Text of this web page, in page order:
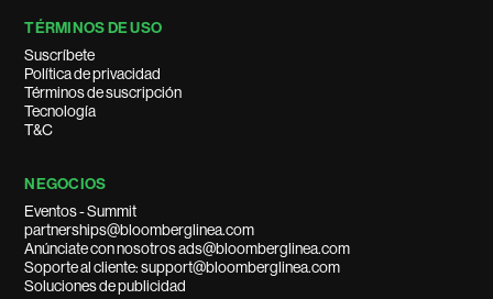
TÉRMINOS DE USO
Suscríbete
Política de privacidad
Términos de suscripción
Tecnología
T&C
NEGOCIOS
Eventos - Summit
partnerships@bloomberglinea.com
Anúnciate con nosotros ads@bloomberglinea.com
Soporte al cliente: support@bloomberglinea.com
Soluciones de publicidad